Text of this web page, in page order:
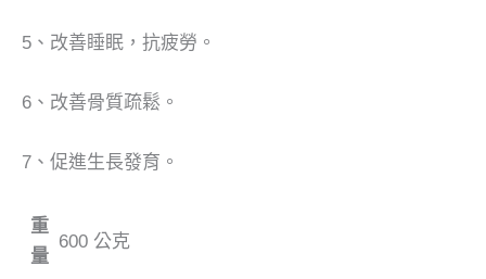
5、改善睡眠，抗疲勞。
6、改善骨質疏鬆。
7、促進生長發育。
重
量
600 公克